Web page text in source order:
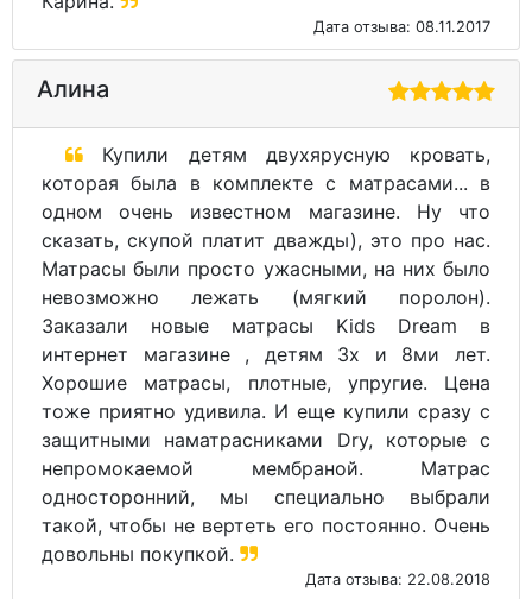
Дата отзыва: 08.11.2017
Алина
Купили детям двухярусную кровать,
которая была в комплекте с матрасами... в
одном очень известном магазине. Ну что
сказать, скупой платит дважды), это про нас.
Матрасы были просто ужасными, на них было
невозможно лежать (мягкий поролон).
Заказали новые матрасы Kids Dream в
интернет магазине , детям 3х и 8ми лет.
Хорошие матрасы, плотные, упругие. Цена
тоже приятно удивила. И еще купили сразу с
защитными наматрасниками Dry, которые с
непромокаемой мембраной. Матрас
односторонний, мы специально выбрали
такой, чтобы не вертеть его постоянно. Очень
довольны покупкой.
Дата отзыва: 22.08.2018